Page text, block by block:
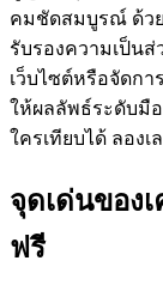
คมชัดสมบูรณ์ ด้วย
รับรองความเป็น
เว็บไซต์หรือจัดกา
ให้ผลลัพธ์ระดับมื
ใครเทียบได้ ลอง
จุดเด่นของ
ฟรี